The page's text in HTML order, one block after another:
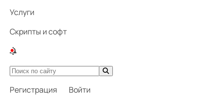
Услуги
Скрипты и софт
Регистрация Войти